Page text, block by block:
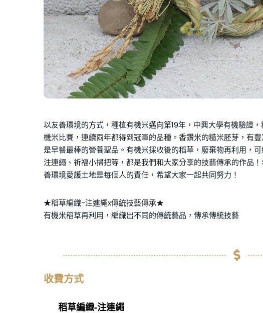
以友善環境的方式，種植有機米邁向第19年，中興大學有機驗證
機米比賽，連續兩年都得到冠軍的品種。香鑽米的糙米胚芽，有
是早餐最棒的營養聖品。有機米採收後的稻草，廢棄物再利用，
注連繩、祈福小掃把等，都是我們和大家分享的技藝傳承的作品
善環境愛護土地是每個人的責任，希望大家一起共同努力！
★稻草編織-注連繩x傳統技藝傳承★
有機米稻草再利用，編織出不同的傳統藝品，傳承傳統技藝
收費方式
稻草編織-注連繩